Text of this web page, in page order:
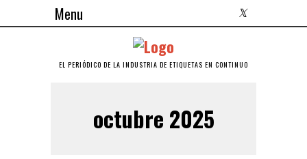
Menu
EL PERIÓDICO DE LA INDUSTRIA DE ETIQUETAS EN CONTINUO
octubre 2025